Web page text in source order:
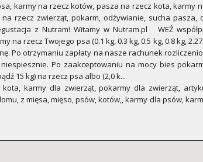
karmy na rzecz kotów, pasza na rzecz kota, karmy
rzecz zwierząt, pokarm, odżywianie, sucha pasza,
z Nutram! Witamy w Nutram.pl WEŹ
na rzecz Twojego psa (0.1 kg, 0.3 kg, 0.5 kg, 0.8 kg,
Po otrzymaniu zapłaty na nasze rachunek
Po zaakceptowaniu na mocy bies
15 kg) na rzecz psa albo (2,0 k...
karmy dla zwierząt, pokarmy dla zwierząt,
z mięsa, mięso, psów, kotów,, karmy dla psów,